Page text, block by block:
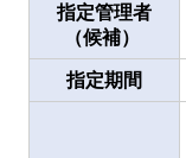
指定管理者
（候補）
指定期間